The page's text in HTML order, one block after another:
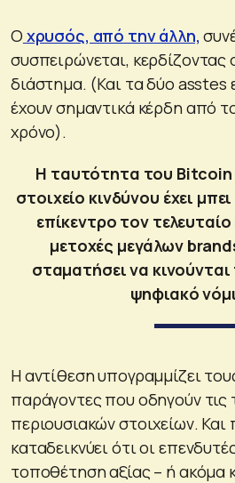
Ο χρυσός, από την άλλη,
συσπειρώνεται, κερδίζοντας
διάστημα. (Και τα δύο asstes
έχουν σημαντικά κέρδη από
χρόνο).
Η ταυτότητα του Bitcoin
στοιχείο κινδύνου έχει
επίκεντρο τον
μετοχές μεγάλων
σταματήσει να
ψηφιακό
Η αντίθεση υπογραμμίζει
παράγοντες που οδηγούν τις
περιουσιακών στοιχείων. Και
καταδεικνύει ότι οι
τοποθέτηση αξίας – ή ακόμα